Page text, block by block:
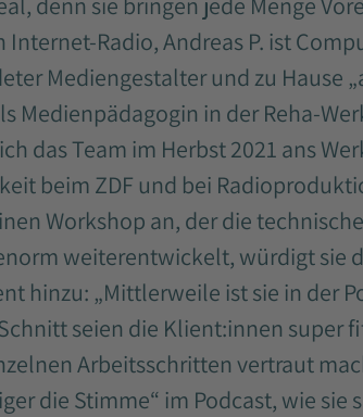
Internet-Radio, Andreas P. ist
Mediengestalter und zu Hause
Medienpädagogin in der Reha-
das Team im Herbst 2021 ans
beim ZDF und bei
Workshop an, der die
weiterentwickelt, würdigt sie
hinzu: „Mittlerweile ist sie in der
seien die Klient:innen super
Arbeitsschritten vertraut
die Stimme“ im Podcast, wie